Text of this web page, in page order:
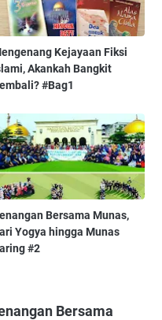
Kejayaan Fiksi
Akankah Bangkit
#Bag1
Bersama Munas,
Yogya hingga Munas
#2
Bersama